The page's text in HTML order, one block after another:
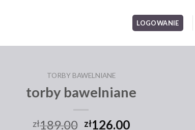
LOGOWANIE
TORBY BAWELNIANE
torby bawelniane
zł189.00 zł126.00